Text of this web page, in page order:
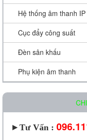
Hệ thống âm thanh IP
Cục đẩy công suất
Đèn sân khấu
Phụ kiện âm thanh
► Tư Vấn :